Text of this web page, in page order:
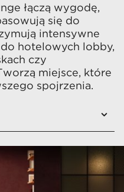
łączą wygodę,
się do
intensywne
hotelowych lobby,
czy
miejsce, które
spojrzenia.
– masz tylko
w pamięć
ruchu